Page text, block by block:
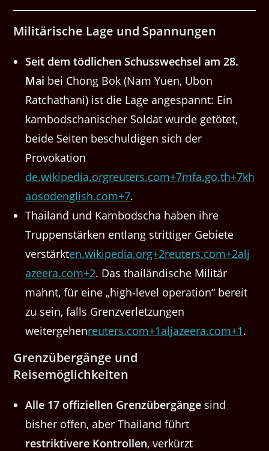
Militärische Lage und Spannungen
Seit dem tödlichen Schusswechsel am 28.
Mai bei Chong Bok (Nam Yuen, Ubon
Ratchathani) ist die Lage angespannt: Ein
kambodschanischer Soldat wurde getötet,
beide Seiten beschuldigen sich der
Provokation
de.wikipedia.orgreuters.com+7mfa.go.th+7kh
aosodenglish.com+7.
Thailand und Kambodscha haben ihre
Truppenstärken entlang strittiger Gebiete
verstärkten.wikipedia.org+2reuters.com+2alj
azeera.com+2. Das thailändische Militär
mahnt, für eine „high‑level operation“ bereit
zu sein, falls Grenzverletzungen
weitergehenreuters.com+1aljazeera.com+1.
Grenzübergänge und
Reisemöglichkeiten
Alle 17 offiziellen Grenzübergänge sind
bisher offen, aber Thailand führt
restriktivere Kontrollen, verkürzt